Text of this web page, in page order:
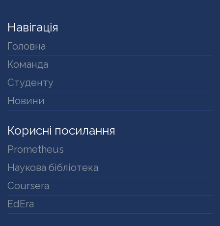
Навігація
Головна
Команда
Студенту
Новини
Корисні посилання
Prometheus
Наукова бібліотека
Coursera
EdEra